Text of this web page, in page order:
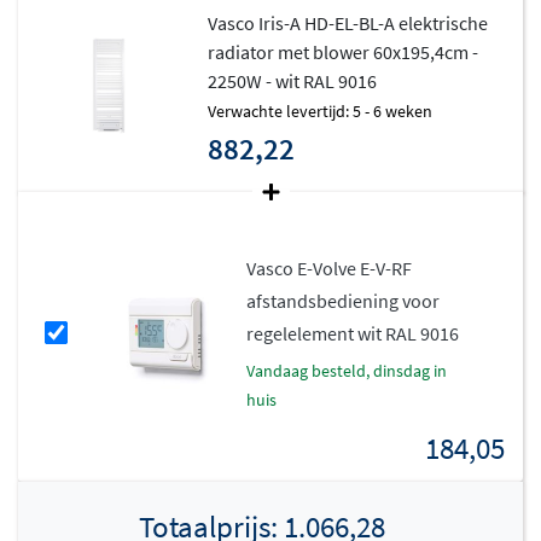
(door u zelf aan te passen)
Open raam detectie: de radiator schakelt naar
antivriesmodus bij een plotse temperatuurdaling,
wat uw energiefactuur verlaagt
Energieconsumptie-indicatie continu zichtbaar op
Blower in de fabriek voorgemonteerd op de
Exclusief stekker
Kabellengte circa 80cm
De filter kan naar links of rechts verschoven
Vasco Iris-A HD-EL-BL-A elektrische
radiator met blower 60x195,4cm -
2250W - wit RAL 9016
Verwachte levertijd: 5 - 6 weken
882,22
Vasco E-Volve E-V-RF
afstandsbediening voor
regelelement wit RAL 9016
vandaag besteld, dinsdag in
huis
184,05
Totaalprijs: 1.066,28